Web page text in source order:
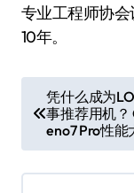
专业工程师协
10年。
章
导
航
凭什么成为
事推荐用机？
eno7 Pro性能